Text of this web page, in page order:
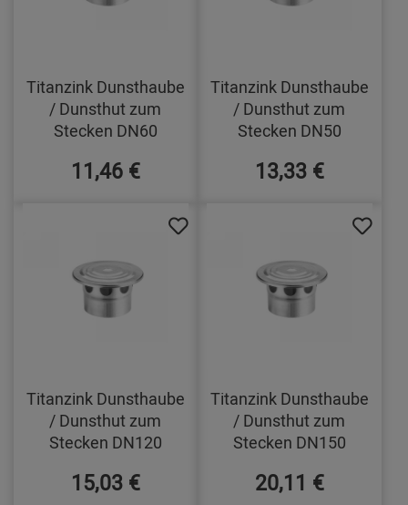
Titanzink Dunsthaube
/ Dunsthut zum
Stecken DN60
11,46 €
Titanzink Dunsthaube
/ Dunsthut zum
Stecken DN50
13,33 €
Titanzink Dunsthaube
/ Dunsthut zum
Stecken DN120
15,03 €
Titanzink Dunsthaube
/ Dunsthut zum
Stecken DN150
20,11 €